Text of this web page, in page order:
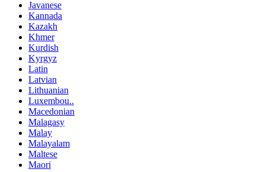
Javanese
Kannada
Kazakh
Khmer
Kurdish
Kyrgyz
Latin
Latvian
Lithuanian
Luxembou..
Macedonian
Malagasy
Malay
Malayalam
Maltese
Maori